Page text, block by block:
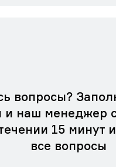
вопросы?
и наш менеджер
15 минут
все вопросы